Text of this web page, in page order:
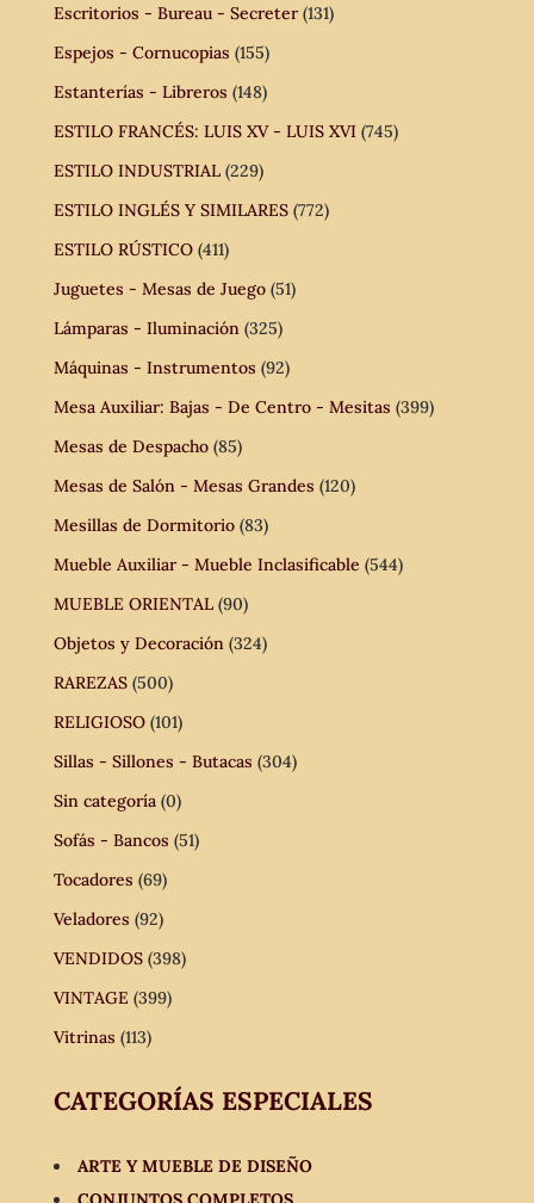
Escritorios - Bureau - Secreter (131)
Espejos - Cornucopias (155)
Estanterías - Libreros (148)
ESTILO FRANCÉS: LUIS XV - LUIS XVI (745)
ESTILO INDUSTRIAL (229)
ESTILO INGLÉS Y SIMILARES (772)
ESTILO RÚSTICO (411)
Juguetes - Mesas de Juego (51)
Lámparas - Iluminación (325)
Máquinas - Instrumentos (92)
Mesa Auxiliar: Bajas - De Centro - Mesitas (399)
Mesas de Despacho (85)
Mesas de Salón - Mesas Grandes (120)
Mesillas de Dormitorio (83)
Mueble Auxiliar - Mueble Inclasificable (544)
MUEBLE ORIENTAL (90)
Objetos y Decoración (324)
RAREZAS (500)
RELIGIOSO (101)
Sillas - Sillones - Butacas (304)
Sin categoría (0)
Sofás - Bancos (51)
Tocadores (69)
Veladores (92)
VENDIDOS (398)
VINTAGE (399)
Vitrinas (113)
CATEGORÍAS ESPECIALES
ARTE Y MUEBLE DE DISEÑO